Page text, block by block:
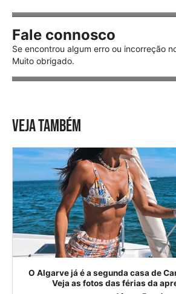
Fale connosco
Se encontrou algum erro ou incorreção
Muito obrigado.
VEJA TAMBÉM
O Algarve já é a segunda casa de
Veja as fotos das férias da